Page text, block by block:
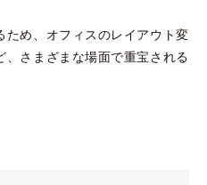
ため、オフィスのレイアウト変
さまざまな場面で重宝される